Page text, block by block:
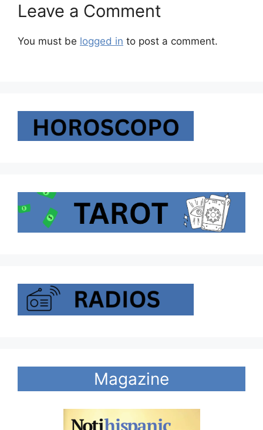
Leave a Comment
You must be logged in to post a comment.
Magazine